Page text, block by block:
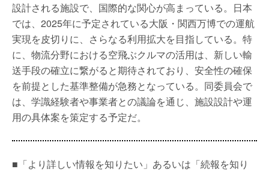
設計される施設で、国際的な関心が高まっている。日本
では、2025年に予定されている大阪・関西万博での運航
実現を皮切りに、さらなる利用拡大を目指している。特
に、物流分野における空飛ぶクルマの活用は、新しい輸
送手段の確立に繋がると期待されており、安全性の確保
を前提とした基準整備が急務となっている。同委員会で
は、学識経験者や事業者との議論を通じ、施設設計や運
用の具体案を策定する予定だ。
■「より詳しい情報を知りたい」あるいは「続報を知り